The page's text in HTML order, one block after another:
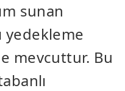
sunan
yedekleme
mevcuttur. Bu